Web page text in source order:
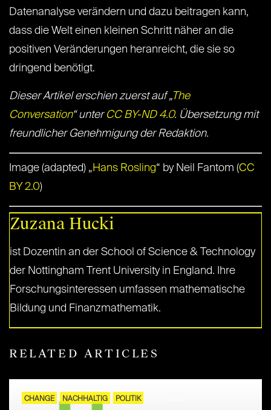
Datenanalyse verändern und dazu beitragen kann,
dass die Welt einen kleinen Schritt näher an die
positiven Veränderungen heranreicht, die sie so
dringend benötigt.
Dieser Artikel erschien zuerst auf „The
Conversation“ unter CC BY-ND 4.0. Übersetzung mit
freundlicher Genehmigung der Redaktion.
Image (adapted) „Hans Rosling“ by Neil Fantom (CC
BY 2.0)
Zuzana Hucki
ist Dozentin an der School of Science & Technology
der Nottingham Trent University in England. Ihre
Forschungsinteressen umfassen mathematische
Bildung und Finanzmathematik.
RELATED ARTICLES
CHANGE NACHHALTIG POLITIK